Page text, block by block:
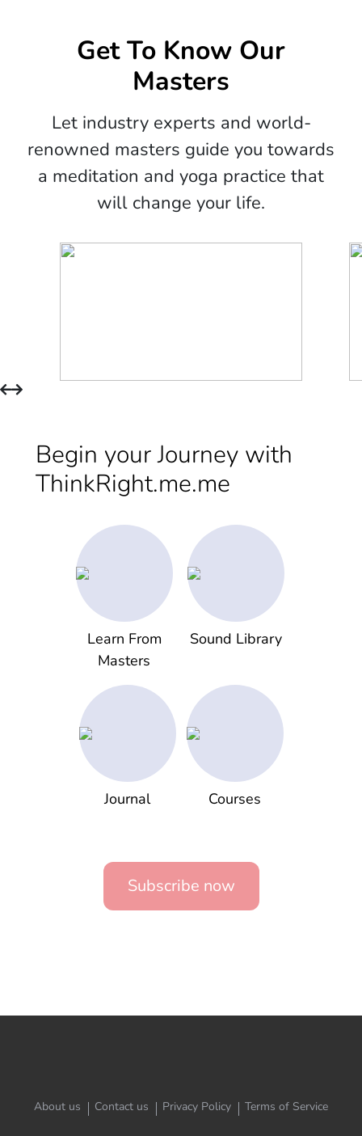
Get To Know Our
Masters
Let industry experts and world-
renowned masters guide you towards
a meditation and yoga practice that
will change your life.
Begin your Journey with
ThinkRight.me.me
Learn From
Masters
Sound Library
Journal Courses
Subscribe now
About us Contact us Privacy Policy Terms of Service